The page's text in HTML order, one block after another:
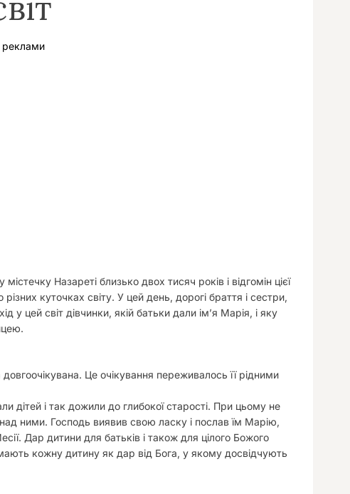
реклами
Назареті близько двох тисяч років і відгомін цієї
різних куточках світу. У цей день, дорогі браття і сестри,
у цей світ дівчинки, якій батьки дали ім’я Марія, і яку
Це очікування переживалось її рідними
і так дожили до глибокої старості. При цьому не
ними. Господь виявив свою ласку і послав їм Марію,
Дар дитини для батьків і також для цілого Божого
кожну дитину як дар від Бога, у якому досвідчують